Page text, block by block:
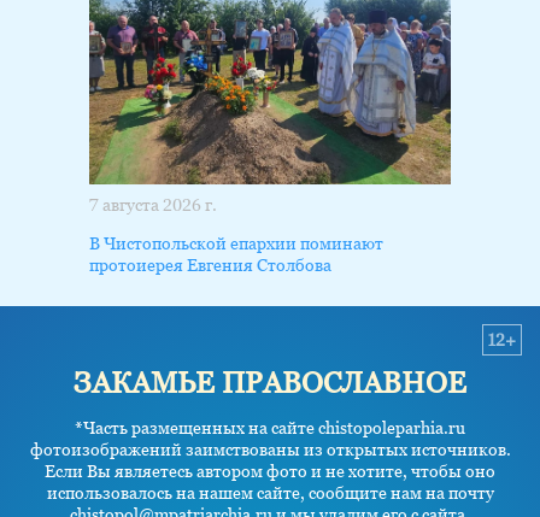
7 августа 2026 г.
В Чистопольской епархии поминают
протоиерея Евгения Столбова
ЗАКАМЬЕ ПРАВОСЛАВНОЕ
*Часть размещенных на сайте chistopoleparhia.ru
фотоизображений заимствованы из открытых источников.
Если Вы являетесь автором фото и не хотите, чтобы оно
использовалось на нашем сайте, сообщите нам на почту
12+